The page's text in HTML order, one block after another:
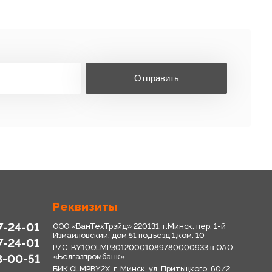
Отправить
24-01
24-01
00-51
Реквизиты
ООО «ВанТехТрэйд» 220131, г.Минск, пер. 1-й
Измайловский, дом 51 подъезд 1,ком. 10
Р/С: BY10OLMP30120001089780000933 в OАО
«Белгазпромбанк»
БИК OLMPBY2X. г. Минск, ул. Притыцкого, 60/2